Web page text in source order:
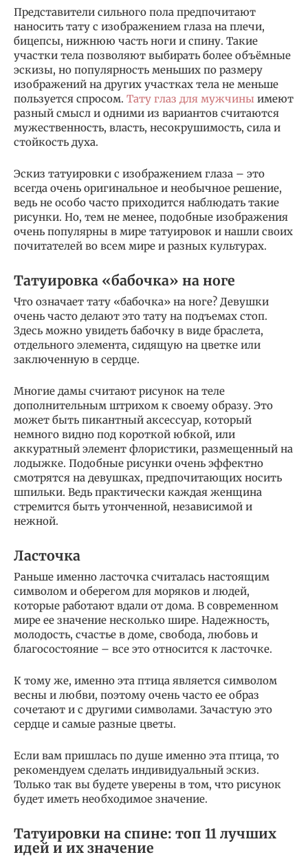
Представители сильного пола предпочитают
наносить тату с изображением глаза на плечи,
бицепсы, нижнюю часть ноги и спину. Такие
участки тела позволяют выбирать более объёмные
эскизы, но популярность меньших по размеру
изображений на других участках тела не меньше
пользуется спросом. Тату глаз для мужчины имеют
разный смысл и одними из вариантов считаются
мужественность, власть, несокрушимость, сила и
стойкость духа.
Эскиз татуировки с изображением глаза – это
всегда очень оригинальное и необычное решение,
ведь не особо часто приходится наблюдать такие
рисунки. Но, тем не менее, подобные изображения
очень популярны в мире татуировок и нашли своих
почитателей во всем мире и разных культурах.
Татуировка «бабочка» на ноге
Что означает тату «бабочка» на ноге? Девушки
очень часто делают это тату на подъемах стоп.
Здесь можно увидеть бабочку в виде браслета,
отдельного элемента, сидящую на цветке или
заключенную в сердце.
Многие дамы считают рисунок на теле
дополнительным штрихом к своему образу. Это
может быть пикантный аксессуар, который
немного видно под короткой юбкой, или
аккуратный элемент флористики, размещенный на
лодыжке. Подобные рисунки очень эффектно
смотрятся на девушках, предпочитающих носить
шпильки. Ведь практически каждая женщина
стремится быть утонченной, независимой и
нежной.
Ласточка
Раньше именно ласточка считалась настоящим
символом и оберегом для моряков и людей,
которые работают вдали от дома. В современном
мире ее значение несколько шире. Надежность,
молодость, счастье в доме, свобода, любовь и
благосостояние – все это относится к ласточке.
К тому же, именно эта птица является символом
весны и любви, поэтому очень часто ее образ
сочетают и с другими символами. Зачастую это
сердце и самые разные цветы.
Если вам пришлась по душе именно эта птица, то
рекомендуем сделать индивидуальный эскиз.
Только так вы будете уверены в том, что рисунок
будет иметь необходимое значение.
Татуировки на спине: топ 11 лучших
идей и их значение